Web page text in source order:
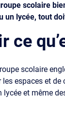
scolaire
un lycée, tout
ce
scolaire
les espaces et
lycée et même